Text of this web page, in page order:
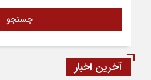
آخرین اخبار